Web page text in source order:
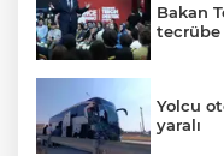
Bakan
tecrübe
Yolcu
yaralı